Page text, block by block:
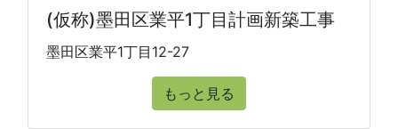
(仮称)墨田区業平1丁目計画新築工事
墨田区業平1丁目12-27
もっと見る